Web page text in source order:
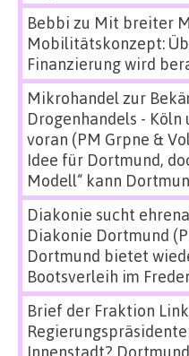
Bebbi zu Mit breiter
Mobilitätskonzept:
Finanzierung wird
Mikrohandel zur
Drogenhandels -
voran (PM Grpne &
Idee für Dortmund,
Modell“ kann
Diakonie sucht
Diakonie Dortmund
Dortmund bietet
Bootsverleih im
Brief der Fraktion
Innenstadt?